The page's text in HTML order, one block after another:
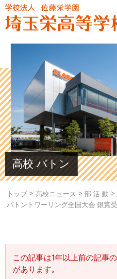
高校 バトン
トップ> 高校ニュース > 部 活 動 >
バトントワーリング全国大会 銀賞
この記事は1年以上前の記事
があります｡